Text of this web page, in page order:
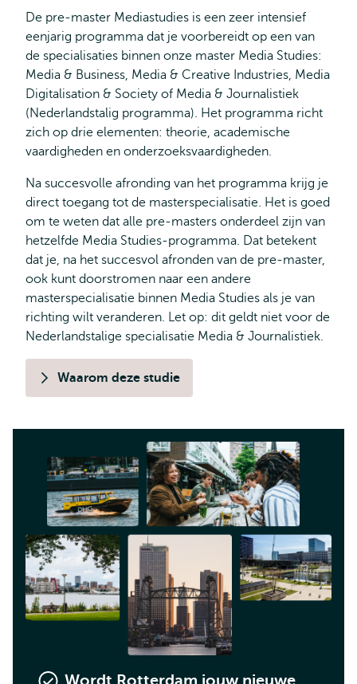
De pre-master Mediastudies is een zeer intensief
eenjarig programma dat je voorbereidt op een van
de specialisaties binnen onze master Media Studies:
Media & Business, Media & Creative Industries, Media
Digitalisation & Society of Media & Journalistiek
(Nederlandstalig programma). Het programma richt
zich op drie elementen: theorie, academische
vaardigheden en onderzoeksvaardigheden.
Na succesvolle afronding van het programma krijg je
direct toegang tot de masterspecialisatie. Het is goed
om te weten dat alle pre-masters onderdeel zijn van
hetzelfde Media Studies-programma. Dat betekent
dat je, na het succesvol afronden van de pre-master,
ook kunt doorstromen naar een andere
masterspecialisatie binnen Media Studies als je van
richting wilt veranderen. Let op: dit geldt niet voor de
Nederlandstalige specialisatie Media & Journalistiek.
Waarom deze studie
Wordt Rotterdam jouw nieuwe